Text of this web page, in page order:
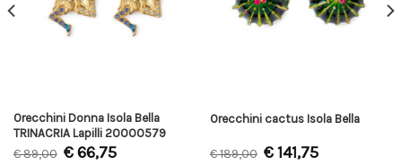
Orecchini Donna Isola Bella
TRINACRIA Lapilli 20000579
€89,00 €66,75
Orecchini cactus Isola Bella
€189,00 €141,75